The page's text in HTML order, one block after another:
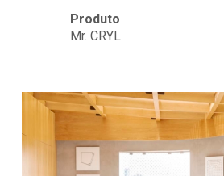
Produto
Mr. CRYL